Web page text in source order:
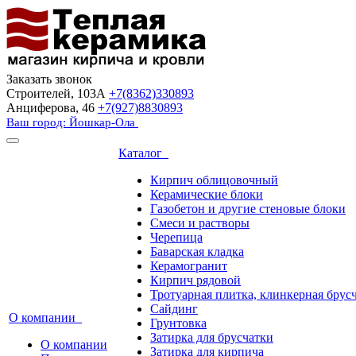
Заказать звонок
Строителей, 103А +7(8362)330893
Анциферова, 46 +7(927)8830893
Ваш город: Йошкар-Ола
О компании
О компании
Каталог
Кирпич облицовочный
Керамические блоки
Газобетон и другие стеновые блоки
Смеси и растворы
Черепица
Баварская кладка
Керамогранит
Кирпич рядовой
Тротуарная плитка, клинкерная
Сайдинг
Грунтовка
Затирка для брусчатки
Затирка для кирпича